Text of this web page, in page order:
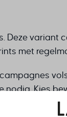
variant
met
Kies
feedback